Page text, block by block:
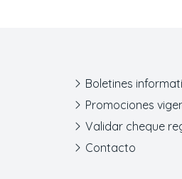
Boletines
Promociones
Validar cheque
Contacto